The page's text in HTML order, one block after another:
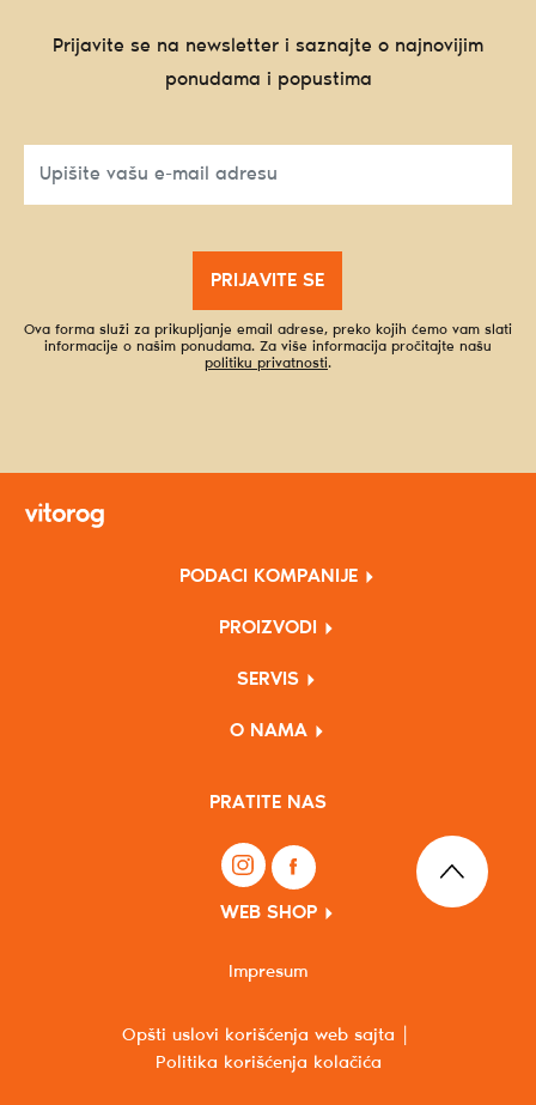
Prijavite se na newsletter i saznajte o najnovijim
ponudama i popustima
PRIJAVITE SE
Ova forma služi za prikupljanje email adrese, preko kojih ćemo vam slati
informacije o našim ponudama. Za više informacija pročitajte našu
politiku privatnosti.
PODACI KOMPANIJE
PROIZVODI
SERVIS
O NAMA
PRATITE NAS
WEB SHOP
Opšti uslovi korišćenja web sajta
Politika korišćenja kolačića
Impresum